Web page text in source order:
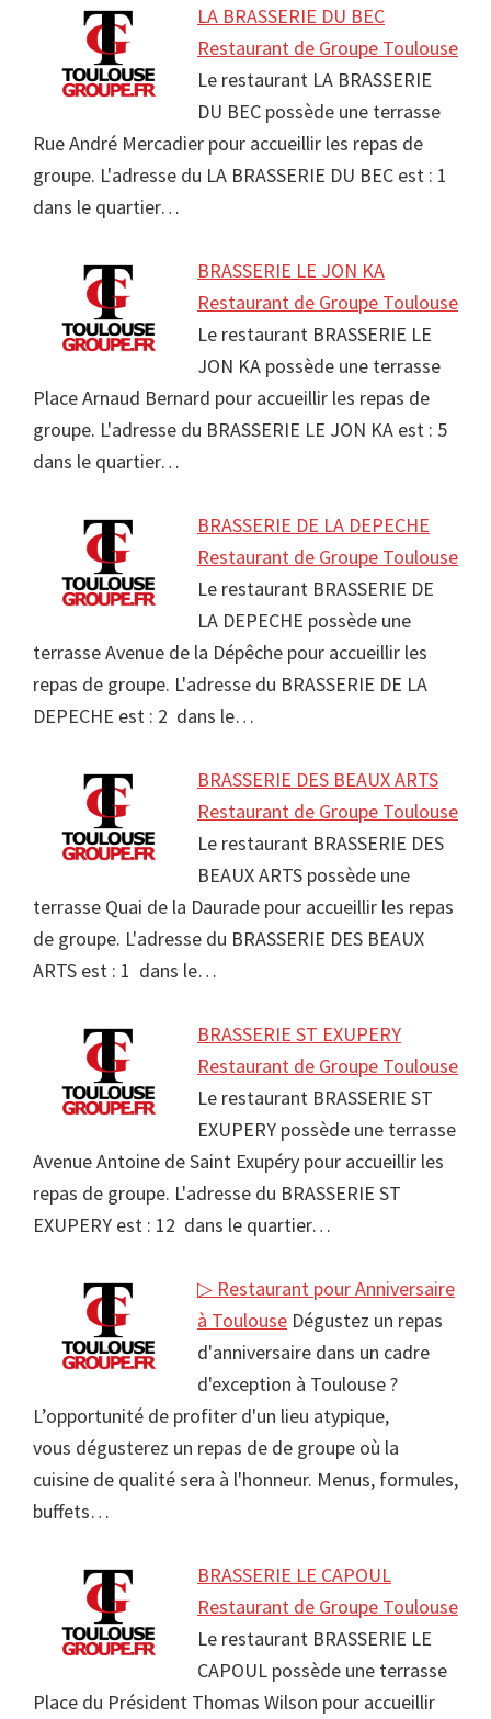
LA BRASSERIE DU BEC
Restaurant de Groupe Toulouse
Le restaurant LA BRASSERIE
DU BEC possède une terrasse
Rue André Mercadier pour accueillir les repas de
groupe. L'adresse du LA BRASSERIE DU BEC est : 1
dans le quartier…
BRASSERIE LE JON KA
Restaurant de Groupe Toulouse
Le restaurant BRASSERIE LE
JON KA possède une terrasse
Place Arnaud Bernard pour accueillir les repas de
groupe. L'adresse du BRASSERIE LE JON KA est : 5
dans le quartier…
BRASSERIE DE LA DEPECHE
Restaurant de Groupe Toulouse
Le restaurant BRASSERIE DE
LA DEPECHE possède une
terrasse Avenue de la Dépêche pour accueillir les
repas de groupe. L'adresse du BRASSERIE DE LA
DEPECHE est : 2 dans le…
BRASSERIE DES BEAUX ARTS
Restaurant de Groupe Toulouse
Le restaurant BRASSERIE DES
BEAUX ARTS possède une
terrasse Quai de la Daurade pour accueillir les repas
de groupe. L'adresse du BRASSERIE DES BEAUX
ARTS est : 1 dans le…
BRASSERIE ST EXUPERY
Restaurant de Groupe Toulouse
Le restaurant BRASSERIE ST
EXUPERY possède une terrasse
Avenue Antoine de Saint Exupéry pour accueillir les
repas de groupe. L'adresse du BRASSERIE ST
EXUPERY est : 12 dans le quartier…
▷ Restaurant pour Anniversaire
à Toulouse Dégustez un repas
d'anniversaire dans un cadre
d'exception à Toulouse ?
L’opportunité de profiter d'un lieu atypique,
vous dégusterez un repas de de groupe où la
cuisine de qualité sera à l'honneur. Menus, formules,
buffets…
BRASSERIE LE CAPOUL
Restaurant de Groupe Toulouse
Le restaurant BRASSERIE LE
CAPOUL possède une terrasse
Place du Président Thomas Wilson pour accueillir